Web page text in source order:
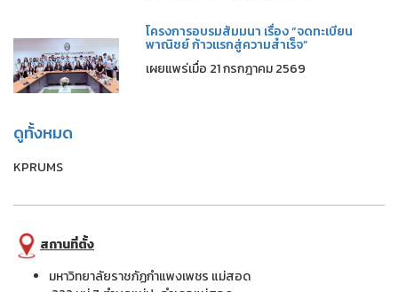
โครงการอบรมสัมมนา เรื่อง “จดทะเบียน
พาณิชย์ ก้าวแรกสู่ความสำเร็จ”
เผยแพร่เมื่อ 21 กรกฎาคม 2569
ดูทั้งหมด
KPRUMS
สถานที่ตั้ง
มหาวิทยาลัยราชภัฏกำแพงเพชร แม่สอด